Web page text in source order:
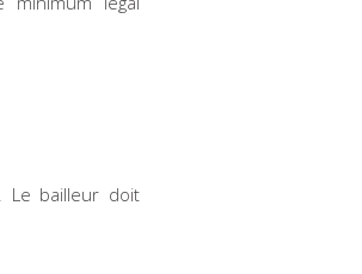
Le bailleur doit